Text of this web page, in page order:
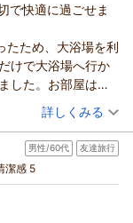
信日：2026/06/13）
うございます。
を伺い、大変嬉し
クサービスにつき
でございます。
るよう、これから
くださいませ。ス
信日：2026/06/13）
で快適に過ごせま
たため、大浴場を利
けで大浴場へ行か
した。お部屋はシ
るともっと良かっ
たため、私がお風
は持参したスマホ
の宿泊者にとって
した。
（投稿日：2026/06/07）
なし］ 小学生以下な
食事なし
)
詳しくみる
男性/60代 友達旅行
潔感 5